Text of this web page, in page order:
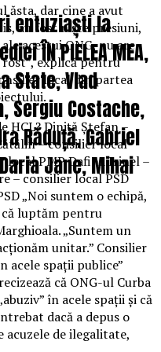
dar cine a avut
au fost niște presiuni,
acestui ONG, nu are
explică pentru
local din partea
HCL? Diniță Ştefan –
– consilier local
local PMP Dafina Irinel –
– consilier local PSD
„Noi suntem o echipă,
luptăm pentru
„Suntem un
unitar.” Consilier
acele spații publice”
că ONG-ul Curba
în acele spații și că
dacă a depus o
acuzele de ilegalitate,
entuziaști la
ÎN PIELEA MEA,
State, Vlad
Sergiu Costache,
Răduță, Gabriel
Jane, Mihai